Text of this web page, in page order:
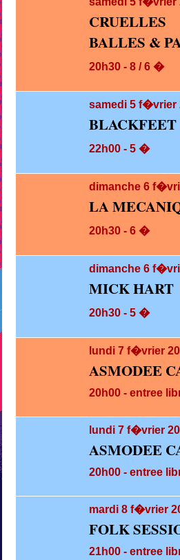
BALLES &
20h30 - 8 / 6 �
samedi 5 f�vrier
BLACKFEET
22h00 - 5 �
dimanche 6
LA
20h30 - 6 �
dimanche 6
MICK HART
20h30 - 5 �
lundi 7 f�vrier
ASMODEE
20h00 - entree
lundi 7 f�vrier
ASMODEE
20h00 - entree
mardi 8 f�vrier
FOLK
21h00 - entree